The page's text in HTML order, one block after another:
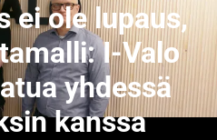
ei ole lupaus,
I-Valo
yhdessä
kanssa